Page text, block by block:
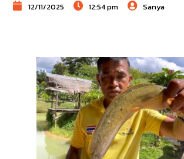
12/11/2025 12:54 pm Sanya